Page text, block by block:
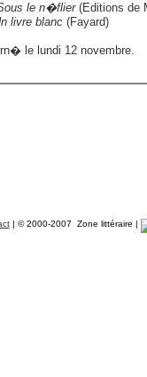
le n�flier(Editions de
livre blanc (Fayard)
le lundi 12 novembre.
| © 2000-2007 Zone littéraire |